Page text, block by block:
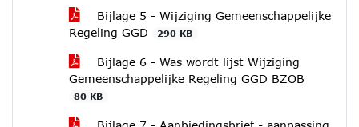
Bijlage 5 - Wijziging Gemeenschappelijke
Regeling GGD
290 KB
Bijlage 6 - Was wordt lijst Wijziging
Gemeenschappelijke Regeling GGD BZOB
80 KB